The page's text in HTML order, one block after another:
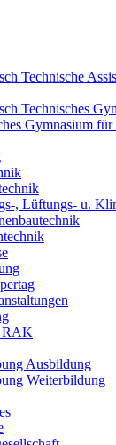
Technische
Technisches
Gymnasium für
, Lüftungs- u.
RAK
Ausbildung
Weiterbildung